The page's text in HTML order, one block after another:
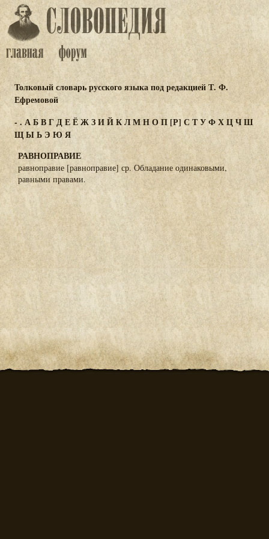
Толковый словарь русского языка под редакцией Т. Ф.
Ефремовой
- . АБВГДЕЁЖЗИЙКЛМНОП [Р] С ТУФХЦЧШ
ЩЫЬЭ ЮЯ
РАВНОПРАВИЕ
равноправие [равноправие] ср. Обладание одинаковыми,
равными правами.